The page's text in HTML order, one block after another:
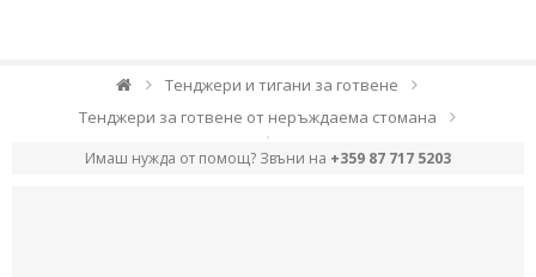
Тенджери и тигани за готвене
Тенджери за готвене от неръждаема стомана
Имаш нужда от помощ? Звъни на +359 87 717 5203